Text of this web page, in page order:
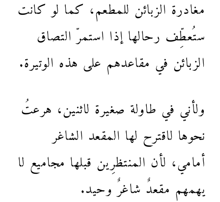
ستُعطِّف رحالها إذا استمرّ التصاق
الزبائن في مقاعدهم على هذه الوتيرة.
ولأني في طاولة صغيرة لاثنين، هرعتُ
نحوها لاقترح لها المقعد الشاغر
أمامي، لأن المنتظرِين قبلها مجاميع لا
يهمهم مقعدٌ شاغرٌ وحيد.